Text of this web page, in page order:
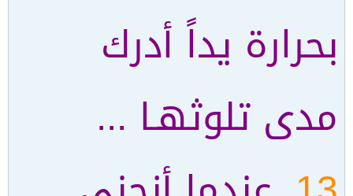
بحرارة يداً أدرك
مدى تلوثهـا ...